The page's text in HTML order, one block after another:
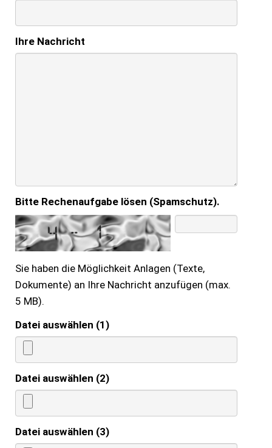
Ihre Nachricht
Bitte Rechenaufgabe lösen (Spamschutz).
Sie haben die Möglichkeit Anlagen (Texte,
Dokumente) an Ihre Nachricht anzufügen (max.
5 MB).
Datei auswählen (1)
Datei auswählen (2)
Datei auswählen (3)